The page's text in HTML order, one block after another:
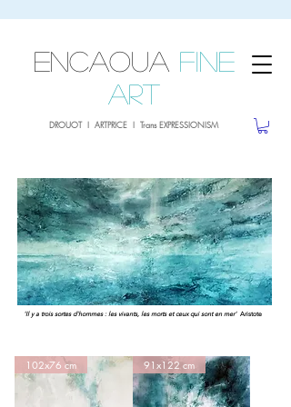
ENCAOUA Fine
Art
DROUOT I ARTPRICE I Trans EXPRESSIONISM
'Il y a trois sortes d'hommes : les vivants, les morts et ceux qui sont en mer' Aristote
102x76 cm 91x122 cm